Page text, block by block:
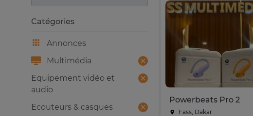
Powerbeats Pro 2
Fass, Dakar
Catégories
Annonces
Multimédia
Equipement vidéo et
audio
Ecouteurs & casques